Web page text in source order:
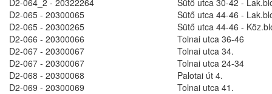
D2-064_2 - 20322264
Sütő utca 30-42 -
D2-065 - 20300065
Sütő utca 44-46 -
D2-065 - 20300265
Sütő utca 44-46 -
D2-066 - 20300066
Tolnai utca 36-46
D2-067 - 20300067
Tolnai utca 34.
D2-067 - 20300067
Tolnai utca 24-34
D2-068 - 20300068
Palotai út 4.
D2-069 - 20300069
Tolnai utca 41.